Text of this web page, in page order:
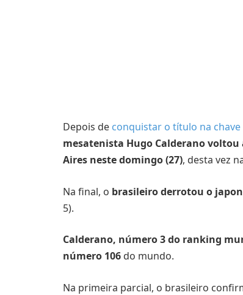
Depois de conquistar o título na
mesatenista Hugo Calderano voltou
Aires neste domingo (27), desta vez
Na final, o brasileiro derrotou o
5).
Calderano, número 3 do ranking
número 106 do mundo.
Na primeira parcial, o brasileiro